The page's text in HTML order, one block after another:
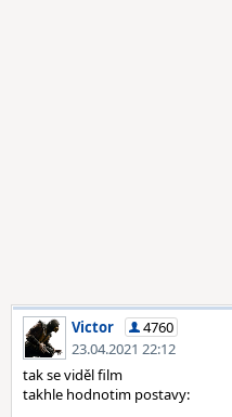
Victor
4760
23.04.2021 22:12
tak se viděl film
takhle hodnotim postavy: